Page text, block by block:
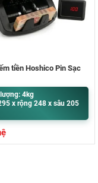
tiền Hoshico Pin Sạc
4kg
x rộng 248 x sâu 205